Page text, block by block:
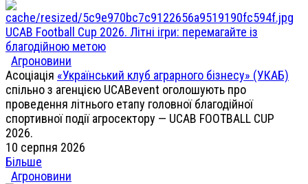
UCAB Football Cup 2026. Літні ігри: перемагайте із
благодійною метою
Агроновини
Асоціація «Український клуб аграрного бізнесу» (УКАБ)
спільно з агенцією UCABevent оголошують про
проведення літнього етапу головної благодійної
спортивної події агросектору — UCAB FOOTBALL CUP
2026.
10 серпня 2026
Більше
Агроновини